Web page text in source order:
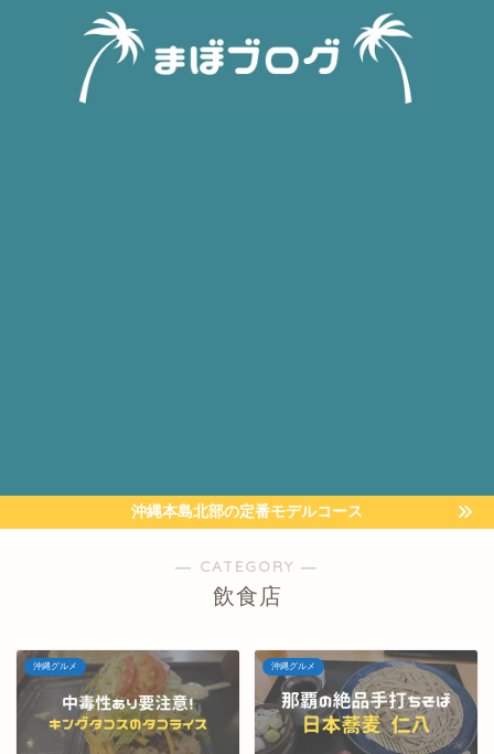
沖縄本島北部の定番モデルコース
― CATEGORY ―
飲食店
沖縄グルメ 沖縄グルメ